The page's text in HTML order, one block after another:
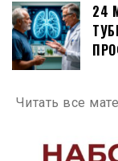
24
Читать все